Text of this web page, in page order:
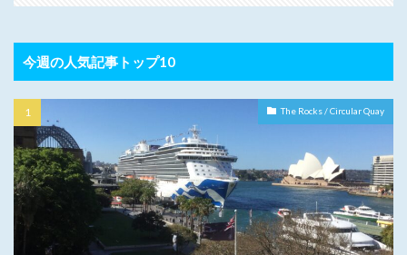
今週の人気記事トップ10
The Rocks / Circular Quay